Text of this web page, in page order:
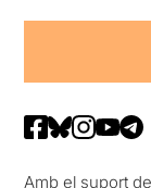
Amb el suport de